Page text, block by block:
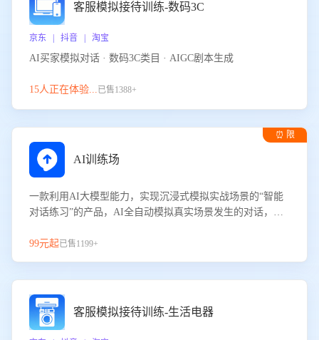
客服模拟接待训练-数码3C
京东 | 抖音 | 淘宝
AI买家模拟对话 · 数码3C类目 · AIGC剧本生成
15人正在体验...已售1388+
⏰ 限
AI训练场
一款利用AI大模型能力，实现沉浸式模拟实战场景的“智能
对话练习”的产品，AI全自动模拟真实场景发生的对话，企
服能力。
99元起已售1199+
客服模拟接待训练-生活电器